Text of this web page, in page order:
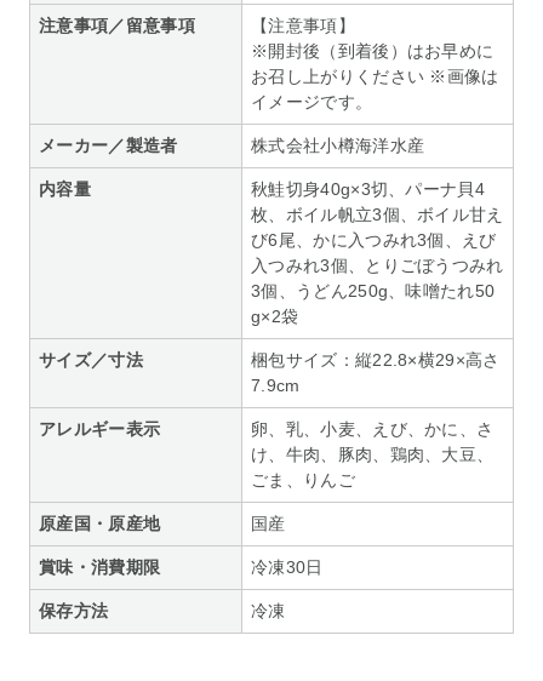
注意事項／留意事項
【注意事項】
※開封後（到着後）はお早めに
お召し上がりください ※画像は
イメージです。
メーカー／製造者 株式会社小樽海洋水産
内容量
秋鮭切身40g×3切、パーナ貝4
枚、ボイル帆立3個、ボイル甘え
び6尾、かに入つみれ3個、えび
入つみれ3個、とりごぼうつみれ
3個、うどん250g、味噌たれ50
g×2袋
サイズ／寸法
梱包サイズ：縦22.8×横29×高さ
7.9cm
アレルギー表示
卵、乳、小麦、えび、かに、さ
け、牛肉、豚肉、鶏肉、大豆、
ごま、りんご
原産国・原産地 国産
賞味・消費期限 冷凍30日
保存方法 冷凍